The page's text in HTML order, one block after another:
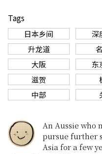
Tags
日本乡间 深
升龙道
大阪
东
滋贺
中部
An Aussie who
pursue further
Asia for a few